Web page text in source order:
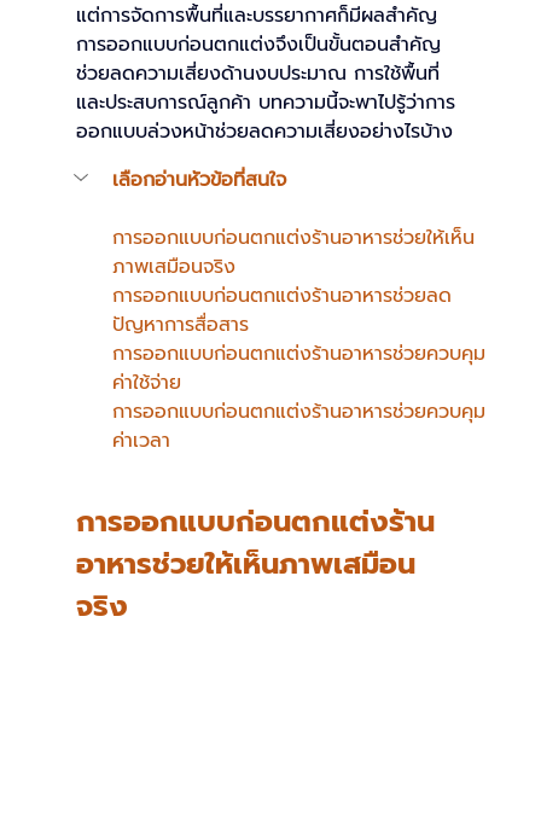
แต่การจัดการพื้นที่และบรรยากาศก็มีผลสำคัญ
การออกแบบก่อนตกแต่งจึงเป็นขั้นตอนสำคัญ
ช่วยลดความเสี่ยงด้านงบประมาณ การใช้พื้นที่
และประสบการณ์ลูกค้า บทความนี้จะพาไปรู้ว่าการ
ออกแบบล่วงหน้าช่วยลดความเสี่ยงอย่างไรบ้าง
เลือกอ่านหัวข้อที่สนใจ
การออกแบบก่อนตกแต่งร้านอาหารช่วยให้เห็น
ภาพเสมือนจริง
การออกแบบก่อนตกแต่งร้านอาหารช่วยลด
ปัญหาการสื่อสาร
การออกแบบก่อนตกแต่งร้านอาหารช่วยควบคุม
ค่าใช้จ่าย
การออกแบบก่อนตกแต่งร้านอาหารช่วยควบคุม
ค่าเวลา
การออกแบบก่อนตกแต่งร้าน
อาหารช่วยให้เห็นภาพเสมือน
จริง